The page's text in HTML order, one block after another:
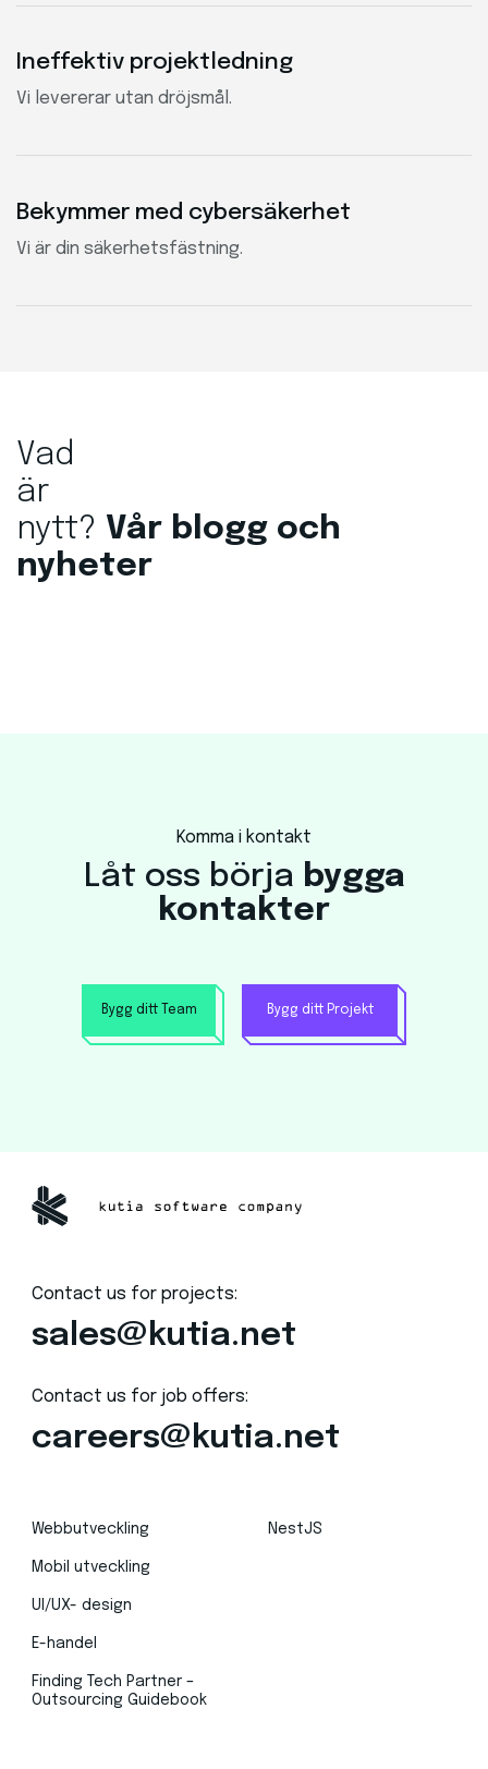
Ineffektiv projektledning
Vi levererar utan dröjsmål.
Bekymmer med cybersäkerhet
Vi är din säkerhetsfästning.
Vad
är
nytt? Vår blogg och
nyheter
Komma i kontakt
Låt oss börja bygga
kontakter
Bygg ditt Team Bygg ditt Projekt
Contact us for projects:
sales@kutia.net
Contact us for job offers:
careers@kutia.net
Webbutveckling
Mobil utveckling
UI/UX- design
E-handel
NestJS
Finding Tech Partner –
Outsourcing Guidebook